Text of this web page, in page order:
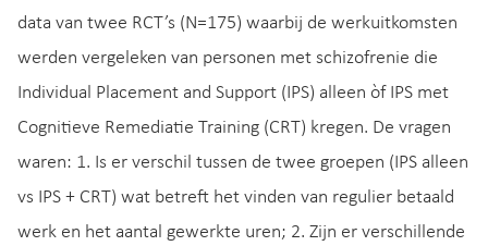
data van twee RCT’s (N=175) waarbij de werkuitkomsten
werden vergeleken van personen met schizofrenie die
Individual Placement and Support (IPS) alleen òf IPS met
Cognitieve Remediatie Training (CRT) kregen. De vragen
waren: 1. Is er verschil tussen de twee groepen (IPS alleen
vs IPS + CRT) wat betreft het vinden van regulier betaald
werk en het aantal gewerkte uren; 2. Zijn er verschillende